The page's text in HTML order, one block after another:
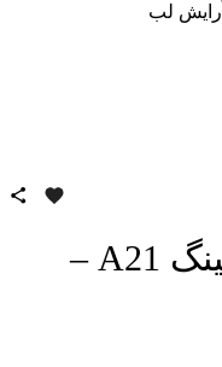
آرایش لب
رژ لب جامد آکوا چارمینگ A21 –